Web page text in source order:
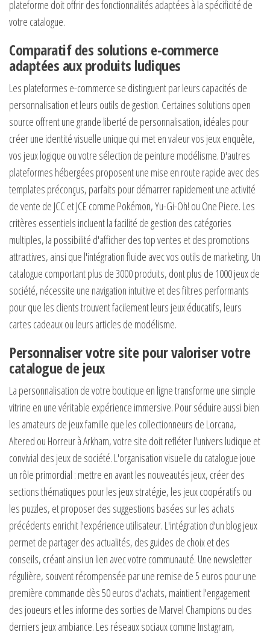
plateforme doit offrir des fonctionnalités adaptées à la spécificité de
votre catalogue.
Comparatif des solutions e-commerce
adaptées aux produits ludiques
Les plateformes e-commerce se distinguent par leurs capacités de
personnalisation et leurs outils de gestion. Certaines solutions open
source offrent une grande liberté de personnalisation, idéales pour
créer une identité visuelle unique qui met en valeur vos jeux enquête,
vos jeux logique ou votre sélection de peinture modélisme. D'autres
plateformes hébergées proposent une mise en route rapide avec des
templates préconçus, parfaits pour démarrer rapidement une activité
de vente de JCC et JCE comme Pokémon, Yu-Gi-Oh! ou One Piece. Les
critères essentiels incluent la facilité de gestion des catégories
multiples, la possibilité d'afficher des top ventes et des promotions
attractives, ainsi que l'intégration fluide avec vos outils de marketing. Un
catalogue comportant plus de 3000 produits, dont plus de 1000 jeux de
société, nécessite une navigation intuitive et des filtres performants
pour que les clients trouvent facilement leurs jeux éducatifs, leurs
cartes cadeaux ou leurs articles de modélisme.
Personnaliser votre site pour valoriser votre
catalogue de jeux
La personnalisation de votre boutique en ligne transforme une simple
vitrine en une véritable expérience immersive. Pour séduire aussi bien
les amateurs de jeux famille que les collectionneurs de Lorcana,
Altered ou Horreur à Arkham, votre site doit refléter l'univers ludique et
convivial des jeux de société. L'organisation visuelle du catalogue joue
un rôle primordial : mettre en avant les nouveautés jeux, créer des
sections thématiques pour les jeux stratégie, les jeux coopératifs ou
les puzzles, et proposer des suggestions basées sur les achats
précédents enrichit l'expérience utilisateur. L'intégration d'un blog jeux
permet de partager des actualités, des guides de choix et des
conseils, créant ainsi un lien avec votre communauté. Une newsletter
régulière, souvent récompensée par une remise de 5 euros pour une
première commande dès 50 euros d'achats, maintient l'engagement
des joueurs et les informe des sorties de Marvel Champions ou des
derniers jeux ambiance. Les réseaux sociaux comme Instagram,